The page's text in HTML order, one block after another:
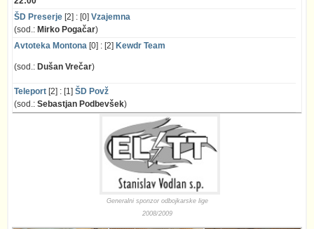
ŠD Preserje [2] : [0] Vzajemna
(sod.: Mirko Pogačar)
Avtoteka Montona [0] : [2] Kewdr Team
(sod.: Dušan Vrečar)
Teleport [2] : [1] ŠD Povž
(sod.: Sebastjan Podbevšek)
Generalni sponzor odbojkarske lige
2008/2009